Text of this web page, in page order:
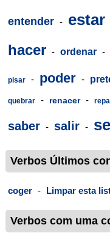
entender - estar
hacer - ordenar -
pisar - poder -
quebrar - renacer -
saber - salir -
Verbos Últimos
coger - Limpar esta
Verbos com uma